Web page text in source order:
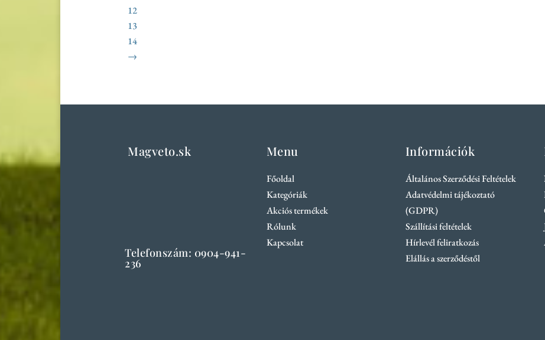
12
13
14
→
Magveto.sk
Telefonszám: 0904-941-
236
Menu
Főoldal
Kategóriák
Akciós termékek
Rólunk
Kapcsolat
Információk
Általános Szerződési Feltételek
Adatvédelmi tájékoztató
(GDPR)
Szállítási feltételek
Hírlevél feliratkozás
Elállás a szerződéstől